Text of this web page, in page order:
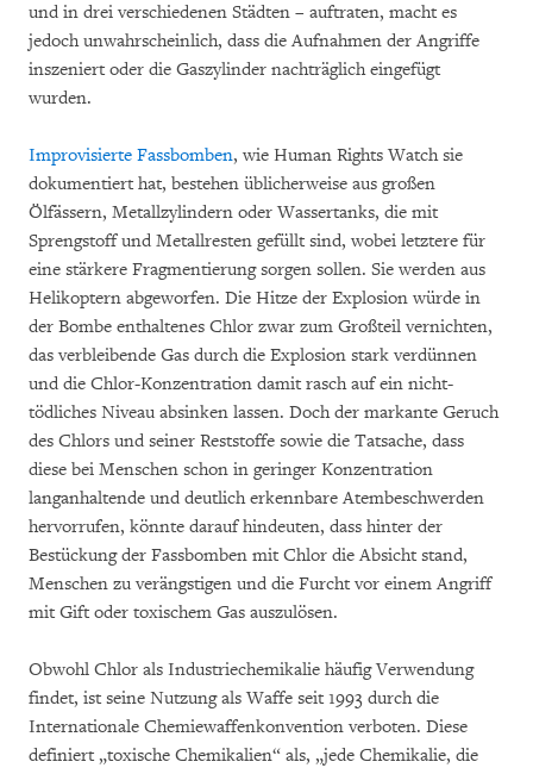
und in drei verschiedenen Städten – auftraten, macht es
jedoch unwahrscheinlich, dass die Aufnahmen der Angriffe
inszeniert oder die Gaszylinder nachträglich eingefügt
wurden.
Improvisierte Fassbomben, wie Human Rights Watch sie
dokumentiert hat, bestehen üblicherweise aus großen
Ölfässern, Metallzylindern oder Wassertanks, die mit
Sprengstoff und Metallresten gefüllt sind, wobei letztere für
eine stärkere Fragmentierung sorgen sollen. Sie werden aus
Helikoptern abgeworfen. Die Hitze der Explosion würde in
der Bombe enthaltenes Chlor zwar zum Großteil vernichten,
das verbleibende Gas durch die Explosion stark verdünnen
und die Chlor-Konzentration damit rasch auf ein nicht-
tödliches Niveau absinken lassen. Doch der markante Geruch
des Chlors und seiner Reststoffe sowie die Tatsache, dass
diese bei Menschen schon in geringer Konzentration
langanhaltende und deutlich erkennbare Atembeschwerden
hervorrufen, könnte darauf hindeuten, dass hinter der
Bestückung der Fassbomben mit Chlor die Absicht stand,
Menschen zu verängstigen und die Furcht vor einem Angriff
mit Gift oder toxischem Gas auszulösen.
Obwohl Chlor als Industriechemikalie häufig Verwendung
findet, ist seine Nutzung als Waffe seit 1993 durch die
Internationale Chemiewaffenkonvention verboten. Diese
definiert „toxische Chemikalien“ als, „jede Chemikalie, die